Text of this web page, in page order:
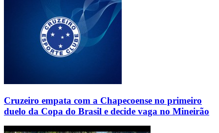
Cruzeiro empata com a Chapecoense no primeiro
duelo da Copa do Brasil e decide vaga no Mineirão